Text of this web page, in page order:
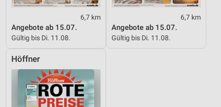
6,7 km
Angebote ab 15.07.
Gültig bis Di. 11.08.
6,7 km
Angebote ab 15.07.
Gültig bis Di. 11.08.
Höffner